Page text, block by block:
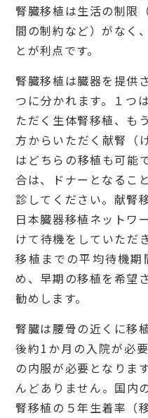
腎臓移植は生活の制限
間の制約など）がなく
とが利点です。
腎臓移植は臓器を提供
つに分かれます。１つ
ただく生体腎移植、も
方からいただく献腎（
はどちらの移植も可能
合は、ドナーとなるこ
診してください。献腎
日本臓器移植ネットワ
けて待機をしていただ
移植までの平均待機
め、早期の移植を希望
勧めします。
腎臓は腰骨の近くに移
後約1か月の入院が必
の内服が必要となりま
んどありません。国内
腎移植の５年生着率（